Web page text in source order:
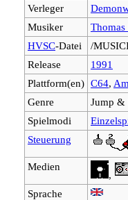
Verleger
Musiker
Thomas
HVSC-Datei
/
Release
1991
Plattform(en) C64,
Genre
Jump &
Spielmodi
Steuerung
Medien
,
Sprache